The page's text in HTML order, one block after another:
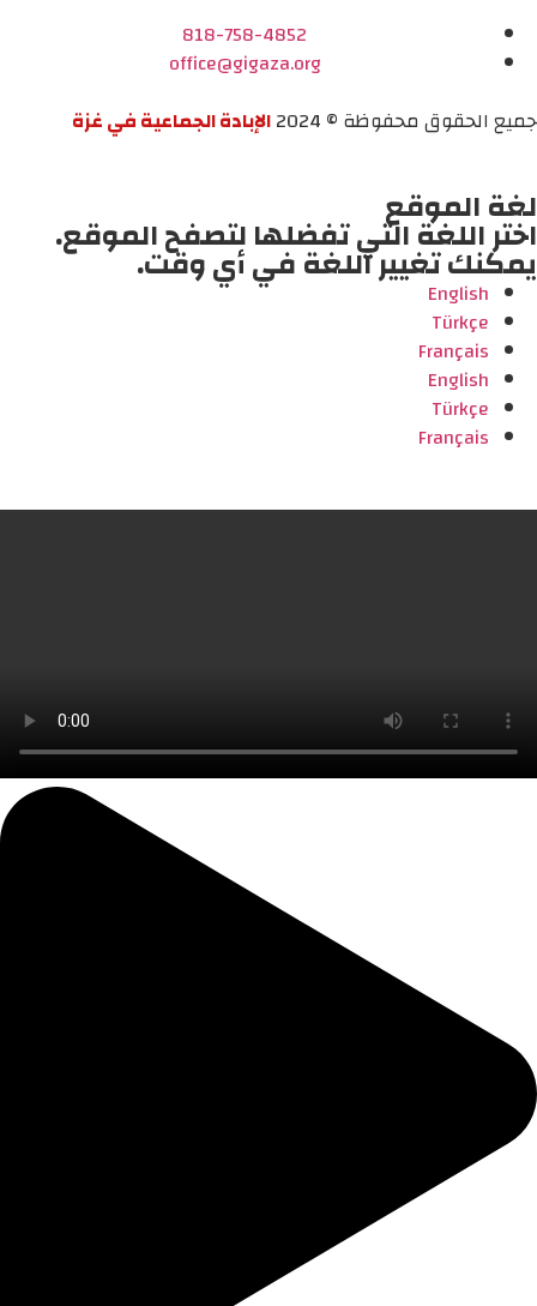
818-758-4852
office@gigaza.org
جميع الحقوق محفوظة © 2024
الإبادة الجماعية في غزة
لغة الموقع
اختر اللغة التي تفضلها لتصفح الموقع.
يمكنك تغيير اللغة في أي وقت.
English
Türkçe
Français
English
Türkçe
Français